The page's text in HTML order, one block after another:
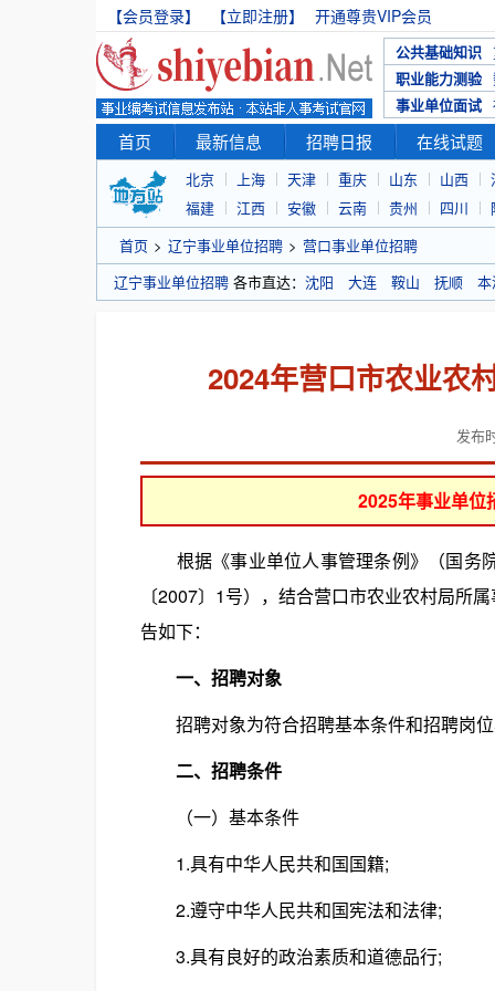
【会员登录】 【立即注册】 开通尊贵VIP会员
公共基础知识
职业能力测验
事业单位面试
首页 最新信息 招聘日报 在线试题
北京 上海 天津 重庆 山东 山西
福建
江西 安徽 云南 贵州 四川
首页 > 辽宁事业单位招聘 > 营口事业单位招聘
辽宁事业单位招聘 各市直达： 沈阳 大连 鞍山 抚顺
2024年营口市农业农
发布
2025年事业单位
根据《事业单位人事管理条例》（国务
〔2007〕1号），结合营口市农业农村局所
告如下：
一、招聘对象
招聘对象为符合招聘基本条件和招聘岗位
二、招聘条件
（一）基本条件
1.具有中华人民共和国国籍;
2.遵守中华人民共和国宪法和法律;
3.具有良好的政治素质和道德品行;